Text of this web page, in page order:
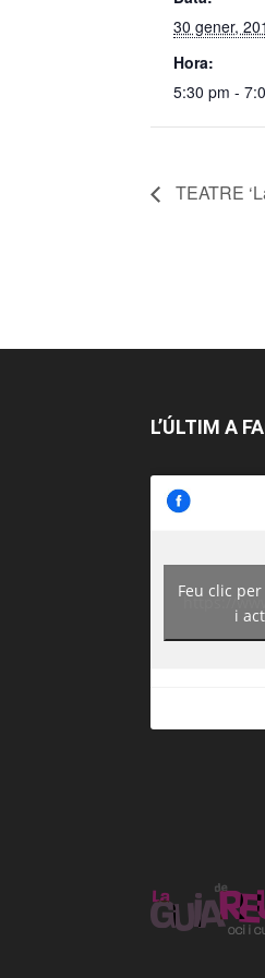
30 gener,
Hora:
5:30 pm -
TEATRE
L’ÚLTIM A
https://
Feu clic
i